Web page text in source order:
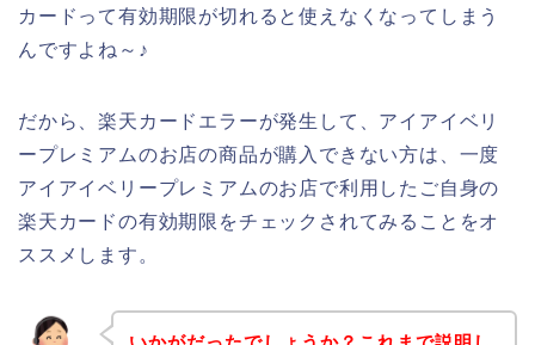
カードって有効期限が切れると使えなくなってしまう
んですよね～♪
だから、楽天カードエラーが発生して、アイアイベリ
ープレミアムのお店の商品が購入できない方は、一度
アイアイベリープレミアムのお店で利用したご自身の
楽天カードの有効期限をチェックされてみることをオ
ススメします。